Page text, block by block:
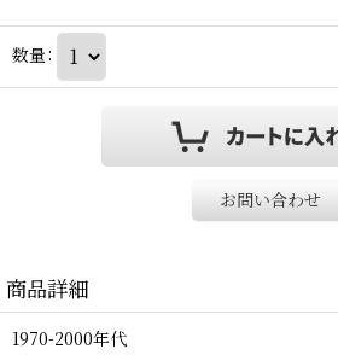
数量:
お問い合わせ
商品詳細
1970-2000年代